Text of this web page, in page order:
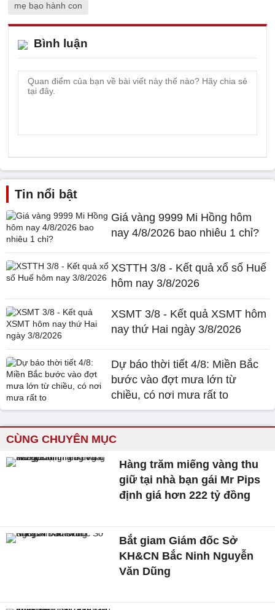
mẹ bạo hành con
Bình luận
Tin nổi bật
Giá vàng 9999 Mi Hồng hôm
nay 4/8/2026 bao nhiêu 1 chỉ?
XSTTH 3/8 - Kết quả xổ số Huế
hôm nay 3/8/2026
XSMT 3/8 - Kết quả XSMT hôm
nay thứ Hai ngày 3/8/2026
Dự báo thời tiết 4/8: Miền Bắc
bước vào đợt mưa lớn từ
chiều, có nơi mưa rất to
CÙNG CHUYÊN MỤC
Hàng trăm miếng vàng thu
giữ tại nhà bạn gái Mr Pips
định giá hơn 222 tỷ đồng
Bắt giam Giám đốc Sở
KH&CN Bắc Ninh Nguyễn
Văn Dũng